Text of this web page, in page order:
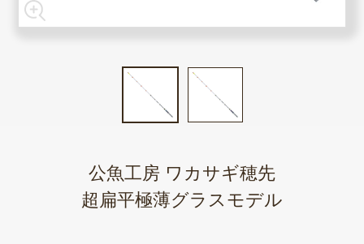
公魚工房 ワカサギ穂先
超扁平極薄グラスモデル